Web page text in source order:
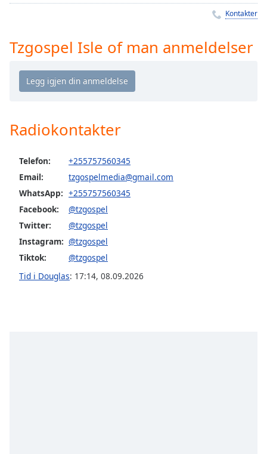
Chapters
descriptions
selected
Subtitles
subtitles
settings
opens
subtitles
settings
subtitles
Kontakter
Tzgospel Isle of man anmeldelser
Radiokontakter
Telefon:
+255757560345
Email:
tzgospelmedia@gmail.com
WhatsApp: +255757560345
Facebook:
@tzgospel
Twitter:
@tzgospel
Instagram: @tzgospel
Tiktok:
@tzgospel
Tid i Douglas: 17:14, 08.09.2026